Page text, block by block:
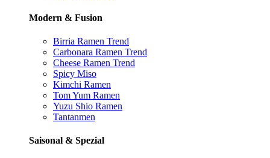
Modern & Fusion
Birria Ramen Trend
Carbonara Ramen Trend
Cheese Ramen Trend
Spicy Miso
Kimchi Ramen
Tom Yum Ramen
Yuzu Shio Ramen
Tantanmen
Saisonal & Spezial